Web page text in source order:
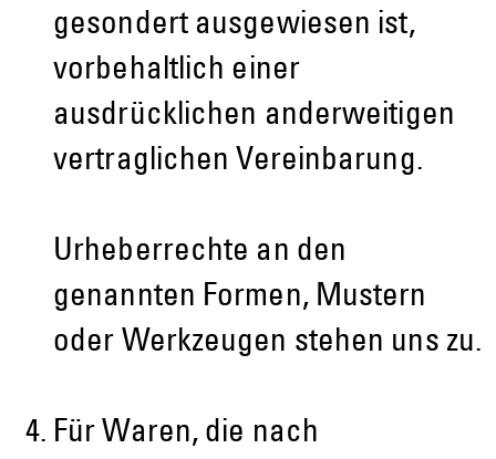
gesondert ausgewiesen ist,
vorbehaltlich einer
ausdrücklichen anderweitigen
vertraglichen Vereinbarung.
Urheberrechte an den
genannten Formen, Mustern
oder Werkzeugen stehen uns zu.
Für Waren, die nach